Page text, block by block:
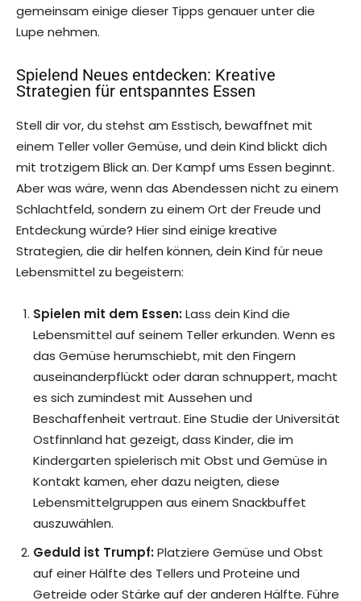
gemeinsam einige dieser Tipps genauer unter die
Lupe nehmen.
Spielend Neues entdecken: Kreative
Strategien für entspanntes Essen
Stell dir vor, du stehst am Esstisch, bewaffnet mit
einem Teller voller Gemüse, und dein Kind blickt dich
mit trotzigem Blick an. Der Kampf ums Essen beginnt.
Aber was wäre, wenn das Abendessen nicht zu einem
Schlachtfeld, sondern zu einem Ort der Freude und
Entdeckung würde? Hier sind einige kreative
Strategien, die dir helfen können, dein Kind für neue
Lebensmittel zu begeistern:
Spielen mit dem Essen:Lass dein Kind die
Lebensmittel auf seinem Teller erkunden. Wenn es
das Gemüse herumschiebt, mit den Fingern
auseinanderpflückt oder daran schnuppert, macht
es sich zumindest mit Aussehen und
Beschaffenheit vertraut. Eine Studie der Universität
Ostfinnland hat gezeigt, dass Kinder, die im
Kindergarten spielerisch mit Obst und Gemüse in
Kontakt kamen, eher dazu neigten, diese
Lebensmittelgruppen aus einem Snackbuffet
auszuwählen.
Geduld ist Trumpf:Platziere Gemüse und Obst
auf einer Hälfte des Tellers und Proteine und
Getreide oder Stärke auf der anderen Hälfte. Führe